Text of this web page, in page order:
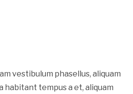
vestibulum phasellus, aliquam
habitant tempus a et, aliquam